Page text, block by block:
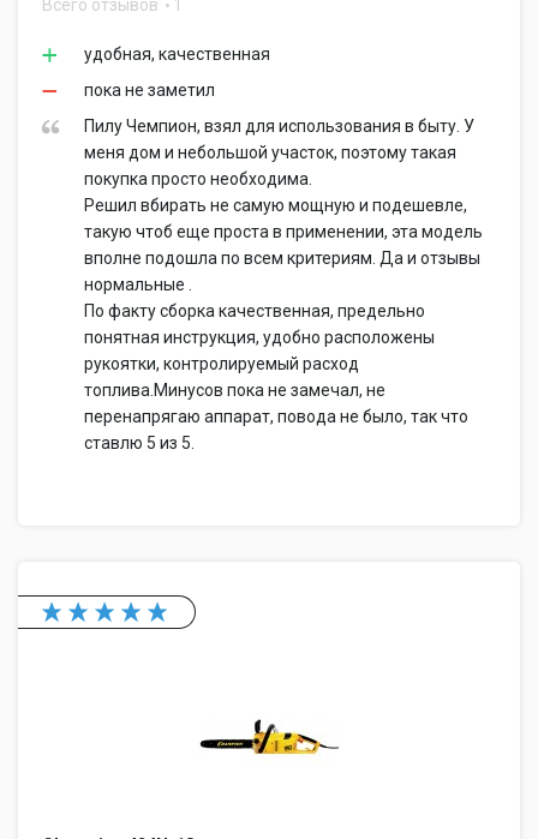
Всего отзывов 1
удобная, качественная
пока не заметил
Пилу Чемпион, взял для использования в быту. У
меня дом и небольшой участок, поэтому такая
покупка просто необходима.
Решил вбирать не самую мощную и подешевле,
такую чтоб еще проста в применении, эта модель
вполне подошла по всем критериям. Да и отзывы
нормальные .
По факту сборка качественная, предельно
понятная инструкция, удобно расположены
рукоятки, контролируемый расход
топлива.Минусов пока не замечал, не
перенапрягаю аппарат, повода не было, так что
ставлю 5 из 5.